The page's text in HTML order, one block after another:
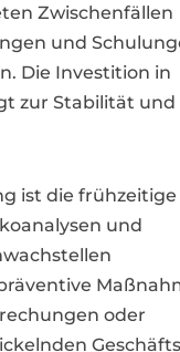
Zwischenfällen
und
Die Investition in
zur Stabilität und
ist die frühzeitige
und
oder